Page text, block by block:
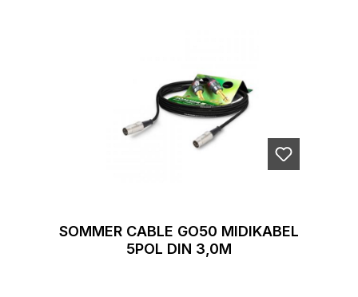
SOMMER CABLE GO50 MIDIKABEL
5POL DIN 3,0M